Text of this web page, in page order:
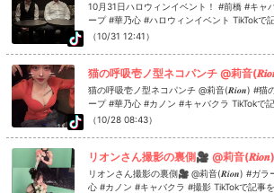
10月31日ハロウィンイベント！ #前橋 #キャバクラ #ガラードグル
ープ #華乃心 #ハロウィンイベント TikTokで記事を開く華乃心のTi
kTokのフォローといいね！もお願いします❤
（10/31 12:41）
猫の呼吸壱ノ型ネコパンチ @莉音(𝑹𝒊𝒐𝒏) #猫の呼吸 #ガラードグル
ープ #華乃心 #カノン #キャバクラ TikTokで記事を開く華乃心のTik
Tokのフォローといいね！もお願いします❤
（10/28 08:43）
リオンさん撮影の裏側🎥 @莉音(𝑹𝒊𝒐𝒏) #ガラードグループ #華乃
心 #カノン #キャバクラ #撮影 TikTokで記事を開く華乃心のTikTok